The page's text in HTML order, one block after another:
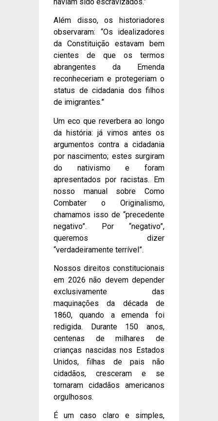
Além disso, os historiadores
observaram: “Os idealizadores
da Constituição estavam bem
cientes de que os termos
abrangentes da Emenda
reconheceriam e protegeriam o
status de cidadania dos filhos
de imigrantes.”
Um eco que reverbera ao longo
da história: já vimos antes os
argumentos contra a cidadania
por nascimento; estes surgiram
do nativismo e foram
apresentados por racistas. Em
nosso manual sobre Como
Combater o Originalismo,
chamamos isso de “precedente
negativo”. Por “negativo”,
queremos dizer
“verdadeiramente terrível”.
Nossos direitos constitucionais
em 2026 não devem depender
exclusivamente das
maquinações da década de
1860, quando a emenda foi
redigida. Durante 150 anos,
centenas de milhares de
crianças nascidas nos Estados
Unidos, filhas de pais não
cidadãos, cresceram e se
tornaram cidadãos americanos
orgulhosos.
É um caso claro e simples,